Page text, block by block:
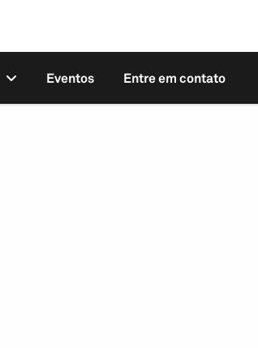
Eventos Entre em contato